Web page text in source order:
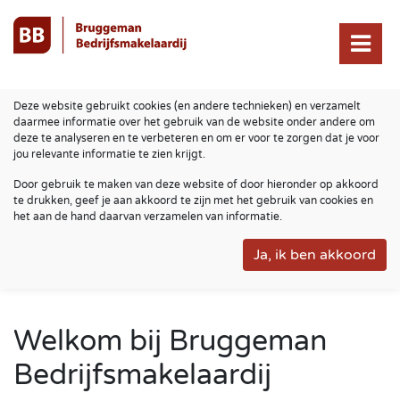
Deze website gebruikt cookies (en andere technieken) en verzamelt
daarmee informatie over het gebruik van de website onder andere om
deze te analyseren en te verbeteren en om er voor te zorgen dat je voor
jou relevante informatie te zien krijgt.
Door gebruik te maken van deze website of door hieronder op akkoord
te drukken, geef je aan akkoord te zijn met het gebruik van cookies en
het aan de hand daarvan verzamelen van informatie.
Welkom bij Bruggeman
Bedrijfsmakelaardij